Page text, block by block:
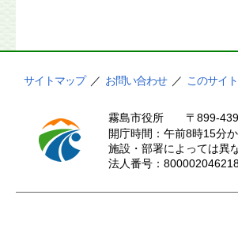
サイトマップ ／ お問い合わせ ／ このサイ
霧島市役所
〒899-
開庁時間：午前8時15分
施設・部署によっては異
法人番号：